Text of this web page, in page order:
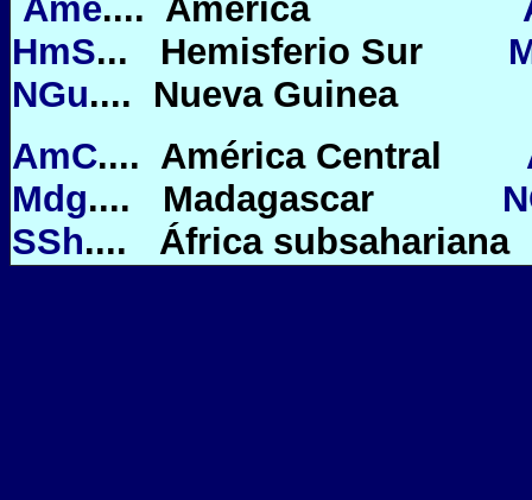
Ame.... América
HmS... Hemisferio Sur
NGu.... Nueva Guinea
AmC.... América Central
Mdg.... Madagascar
SSh.... África subsahariana